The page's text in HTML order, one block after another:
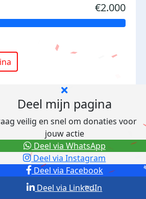
€2.000
Deel mijn pagina
veilig en snel om donaties voor
jouw actie
Deel via Facebook
Deel via Instagram
Deel via LinkedIn
Deel via WhatsApp